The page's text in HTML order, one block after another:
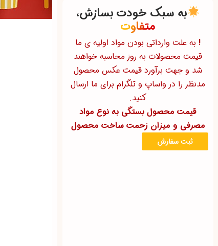
به سبک خودت بسازش،
خاص
! به علت وارداتی بودن مواد اولیه ی ما
قیمت محصولات به روز محاسبه خواهند
شد و جهت برآورد قیمت عکس محصول
مدنظر را در واساپ و تلگرام برای ما ارسال
کنید.
قیمت محصول بستگی به نوع مواد
مصرفی و میزان زحمت ساخت محصول
ثبت سفارش